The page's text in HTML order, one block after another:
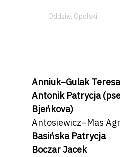
Oddział Opolski
Anniuk–Gulak
Antonik Patrycja
Bjeńkova)
Antosiewicz–Mas
Basińska Patrycja
Boczar Jacek